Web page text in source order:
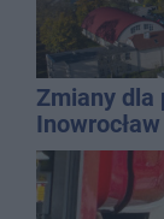
Zmiany dla
Inowrocław